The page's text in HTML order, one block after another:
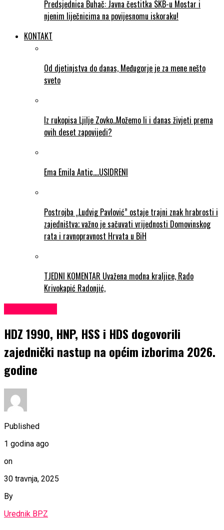
Predsjednica Buhač: Javna čestitka SKB-u Mostar i
njenim liječnicima na povijesnomu iskoraku!
KONTAKT
Od djetinjstva do danas, Međugorje je za mene nešto
sveto
Iz rukopisa Ljilje Zovko..Možemo li i danas živjeti prema
ovih deset zapovijedi?
Ema Emila Antic….USIDRENI
Postrojba „Ludvig Pavlović” ostaje trajni znak hrabrosti i
zajedništva; važno je sačuvati vrijednosti Domovinskog
rata i ravnopravnost Hrvata u BiH
TJEDNI KOMENTAR Uvažena modna kraljice, Rado
Krivokapić Radonjić,
HDZ 1990, HNP, HSS i HDS dogovorili
zajednički nastup na općim izborima 2026.
godine
Published
1 godina ago
on
30 travnja, 2025
By
Urednik BPZ